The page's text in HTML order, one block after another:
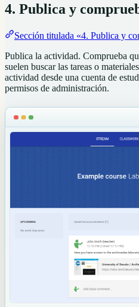
4. Publica y
Sección titulada «4. Publica y
Publica la actividad. Comprueba
suelen buscar las tareas o
actividad desde una cuenta de
permisos de administración.